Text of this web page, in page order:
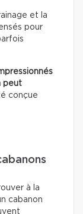
et la
pour
peut
conçue
à la
cabanon